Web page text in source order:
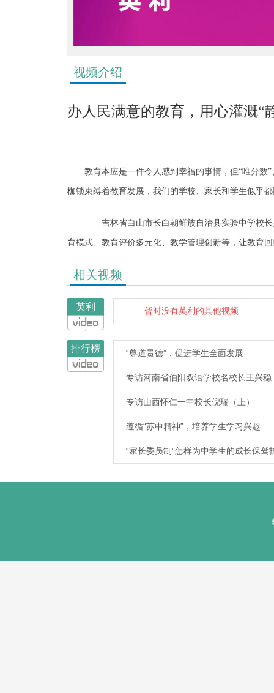
视频介绍
办人民满意的教育，用心灌溉“
教育本应是一件令人感到幸福的事情，但“唯分数
枷锁束缚着教育发展，我们的学校、家长和学生似乎
吉林省白山市长白朝鲜族自治县实验中学校长
育模式、教育评价多元化、教学管理创新等，让教育
相关视频
英利 暂时没有英利的其他视频
排行榜 “尊道贵德”，促进学生全面发展
专访河南省伯阳双语学校名校长王兴稳
专访山西怀仁一中校长倪瑞（上）
遵循“苏中精神”，培养学生学习兴趣
“家长委员制”怎样为中学生的成长保驾